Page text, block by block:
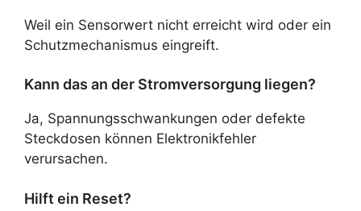
Weil ein Sensorwert nicht erreicht wird oder ein
Schutzmechanismus eingreift.
Kann das an der Stromversorgung liegen?
Ja, Spannungsschwankungen oder defekte
Steckdosen können Elektronikfehler
verursachen.
Hilft ein Reset?